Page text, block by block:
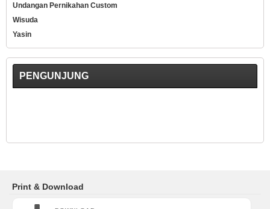
Undangan Pernikahan Custom
Wisuda
Yasin
PENGUNJUNG
Print & Download